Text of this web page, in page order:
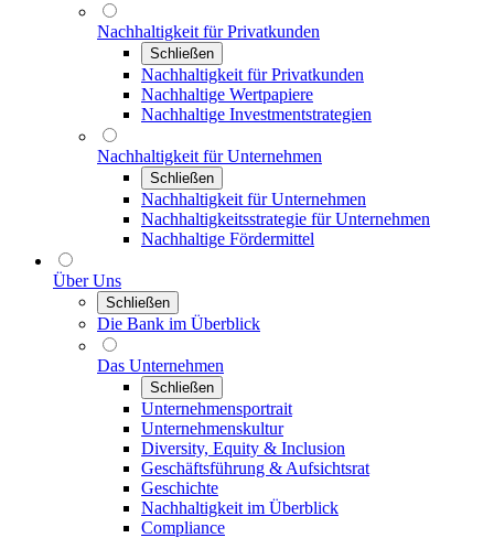
Nachhaltigkeit für Privatkunden
Schließen
Nachhaltigkeit für Privatkunden
Nachhaltige Wertpapiere
Nachhaltige Investmentstrategien
Nachhaltigkeit für Unternehmen
Schließen
Nachhaltigkeit für Unternehmen
Nachhaltigkeitsstrategie für Unternehmen
Nachhaltige Fördermittel
Über Uns
Schließen
Die Bank im Überblick
Das Unternehmen
Schließen
Unternehmensportrait
Unternehmenskultur
Diversity, Equity & Inclusion
Geschäftsführung & Aufsichtsrat
Geschichte
Nachhaltigkeit im Überblick
Compliance